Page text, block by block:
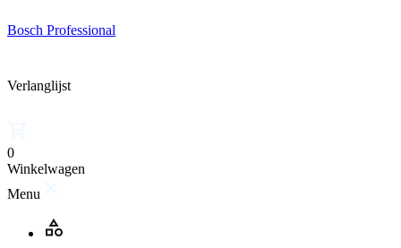
Bosch Professional
Verlanglijst
0
Winkelwagen
Menu